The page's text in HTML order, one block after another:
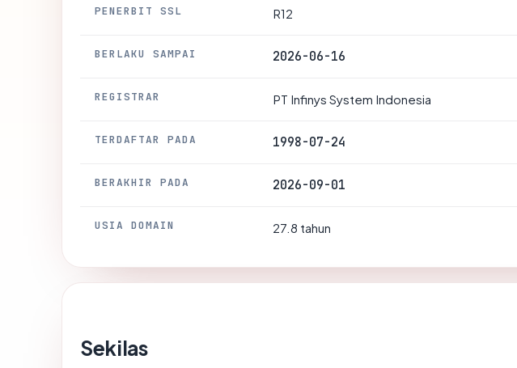
PENERBIT SSL R12
BERLAKU SAMPAI 2026-06-16
REGISTRAR PT Infinys System Indonesia
TERDAFTAR PADA 1998-07-24
BERAKHIR PADA 2026-09-01
USIA DOMAIN 27.8 tahun
Sekilas